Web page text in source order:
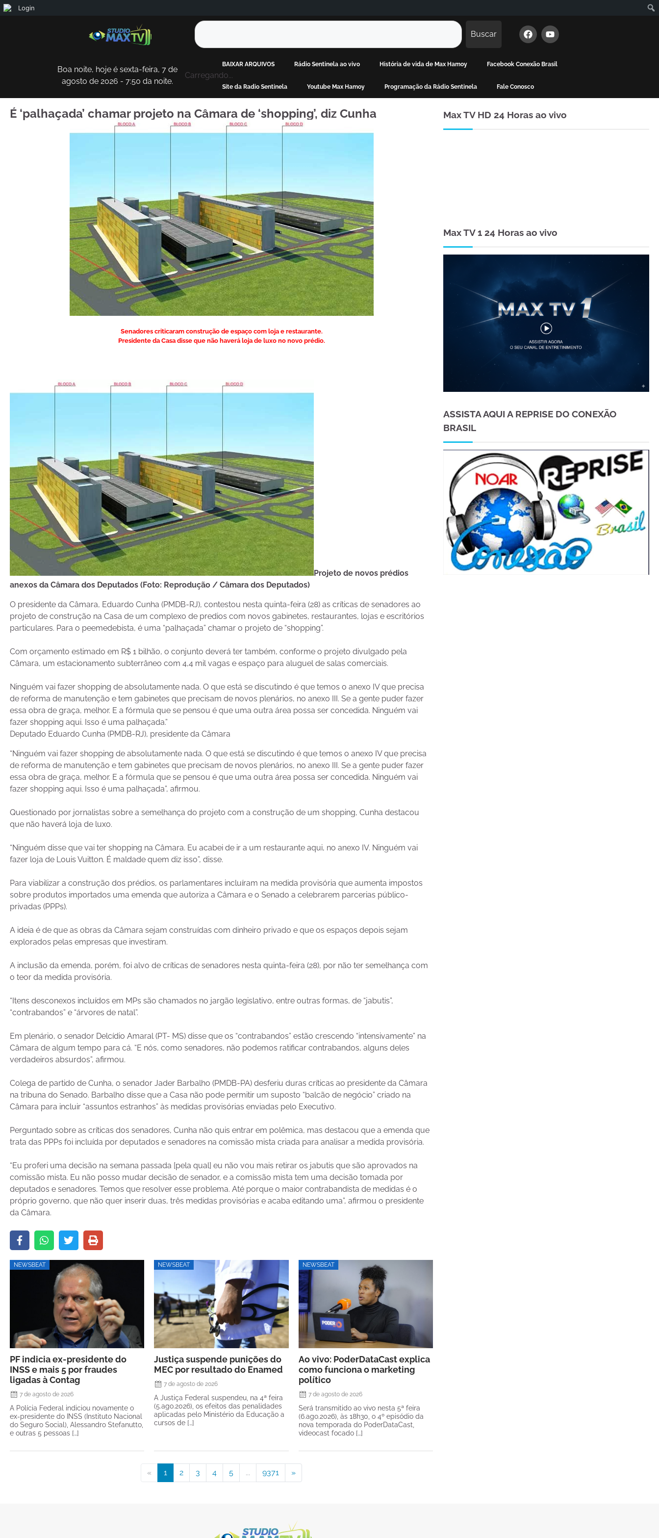
Buscar
Boa noite, hoje é sexta-feira, 7 de
agosto de 2026 - 7:50 da noite.
Carregando...
BAIXAR ARQUIVOS Rádio Sentinela ao vivo História de vida de Max Hamoy Facebook Conexão Brasil
Site da Radio Sentinela Youtube Max Hamoy Programação da Rádio Sentinela Fale Conosco
É ‘palhaçada’ chamar projeto na Câmara de ‘shopping’, diz Cunha
Senadores criticaram construção de espaço com loja e restaurante.
Presidente da Casa disse que não haverá loja de luxo no novo prédio.
Projeto de novos prédios
anexos da Câmara dos Deputados (Foto: Reprodução / Câmara dos Deputados)
O presidente da Câmara, Eduardo Cunha (PMDB-RJ), contestou nesta quinta-feira (28) as críticas de senadores ao
projeto de construção na Casa de um complexo de predios com novos gabinetes, restaurantes, lojas e escritórios
particulares. Para o peemedebista, é uma “palhaçada” chamar o projeto de “shopping”.
Com orçamento estimado em R$ 1 bilhão, o conjunto deverá ter também, conforme o projeto divulgado pela
Câmara, um estacionamento subterrâneo com 4,4 mil vagas e espaço para aluguel de salas comerciais.
Ninguém vai fazer shopping de absolutamente nada. O que está se discutindo é que temos o anexo IV que precisa
de reforma de manutenção e tem gabinetes que precisam de novos plenários, no anexo III. Se a gente puder fazer
essa obra de graça, melhor. E a fórmula que se pensou é que uma outra área possa ser concedida. Ninguém vai
fazer shopping aqui. Isso é uma palhaçada.”
Deputado Eduardo Cunha (PMDB-RJ), presidente da Câmara
“Ninguém vai fazer shopping de absolutamente nada. O que está se discutindo é que temos o anexo IV que precisa
de reforma de manutenção e tem gabinetes que precisam de novos plenários, no anexo III. Se a gente puder fazer
essa obra de graça, melhor. E a fórmula que se pensou é que uma outra área possa ser concedida. Ninguém vai
fazer shopping aqui. Isso é uma palhaçada”, afirmou.
Questionado por jornalistas sobre a semelhança do projeto com a construção de um shopping, Cunha destacou
que não haverá loja de luxo.
“Ninguém disse que vai ter shopping na Câmara. Eu acabei de ir a um restaurante aqui, no anexo IV. Ninguém vai
fazer loja de Louis Vuitton. É maldade quem diz isso”, disse.
Para viabilizar a construção dos prédios, os parlamentares incluíram na medida provisória que aumenta impostos
sobre produtos importados uma emenda que autoriza a Câmara e o Senado a celebrarem parcerias público-
privadas (PPPs).
A ideia é de que as obras da Câmara sejam construídas com dinheiro privado e que os espaços depois sejam
explorados pelas empresas que investiram.
A inclusão da emenda, porém, foi alvo de críticas de senadores nesta quinta-feira (28), por não ter semelhança com
o teor da medida provisória.
“Itens desconexos incluídos em MPs são chamados no jargão legislativo, entre outras formas, de “jabutis”,
“contrabandos” e “árvores de natal”.
Em plenário, o senador Delcídio Amaral (PT- MS) disse que os “contrabandos” estão crescendo “intensivamente” na
Câmara de algum tempo para cá. “E nós, como senadores, não podemos ratificar contrabandos, alguns deles
verdadeiros absurdos”, afirmou.
Colega de partido de Cunha, o senador Jader Barbalho (PMDB-PA) desferiu duras críticas ao presidente da Câmara
na tribuna do Senado. Barbalho disse que a Casa não pode permitir um suposto “balcão de negócio” criado na
Câmara para incluir “assuntos estranhos” às medidas provisórias enviadas pelo Executivo.
Perguntado sobre as críticas dos senadores, Cunha não quis entrar em polêmica, mas destacou que a emenda que
trata das PPPs foi incluída por deputados e senadores na comissão mista criada para analisar a medida provisória.
“Eu proferi uma decisão na semana passada [pela qual] eu não vou mais retirar os jabutis que são aprovados na
comissão mista. Eu não posso mudar decisão de senador, e a comissão mista tem uma decisão tomada por
deputados e senadores. Temos que resolver esse problema. Até porque o maior contrabandista de medidas é o
próprio governo, que não quer inserir duas, três medidas provisórias e acaba editando uma”, afirmou o presidente
da Câmara.
NEWSBEAT
PF indicia ex-presidente do
INSS e mais 5 por fraudes
ligadas à Contag
7 de agosto de 2026
A Polícia Federal indiciou novamente o
ex-presidente do INSS (Instituto Nacional
do Seguro Social), Alessandro Stefanutto,
e outras 5 pessoas […]
NEWSBEAT
Justiça suspende punições do
MEC por resultado do Enamed
7 de agosto de 2026
A Justiça Federal suspendeu, na 4ª feira
(5.ago.2026), os efeitos das penalidades
aplicadas pelo Ministério da Educação a
cursos de […]
NEWSBEAT
Ao vivo: PoderDataCast explica
como funciona o marketing
político
7 de agosto de 2026
Será transmitido ao vivo nesta 5ª feira
(6.ago.2026), às 18h30, o 4º episódio da
nova temporada do PoderDataCast,
videocast focado […]
« 1 2 3 4 5 ... 9371 »
Max TV HD 24 Horas ao vivo
Max TV 1 24 Horas ao vivo
ASSISTA AQUI A REPRISE DO CONEXÃO
BRASIL
Login